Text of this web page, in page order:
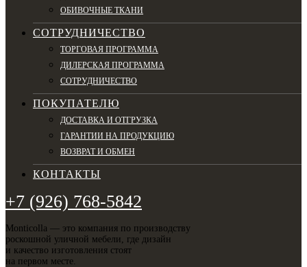
ОБИВОЧНЫЕ ТКАНИ
СОТРУДНИЧЕСТВО
ТОРГОВАЯ ПРОГРАММА
ДИЛЕРСКАЯ ПРОГРАММА
СОТРУДНИЧЕСТВО
ПОКУПАТЕЛЮ
ДОСТАВКА И ОТГРУЗКА
ГАРАНТИИ НА ПРОДУКЦИЮ
ВОЗВРАТ И ОБМЕН
КОНТАКТЫ
+7 (926) 768-5842
Monticolla — это компания по производству
роскошной уличной мебели, где дизайн
и качество изготовления стоят
на первом месте.